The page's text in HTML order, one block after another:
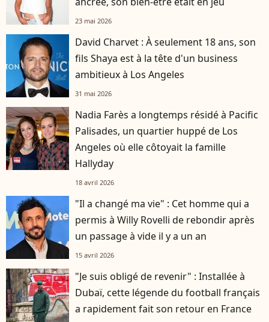
23 mai 2026
David Charvet : À seulement 18 ans, son
fils Shaya est à la tête d'un business
ambitieux à Los Angeles
31 mai 2026
Nadia Farès a longtemps résidé à Pacific
Palisades, un quartier huppé de Los
Angeles où elle côtoyait la famille
Hallyday
18 avril 2026
"Il a changé ma vie" : Cet homme qui a
permis à Willy Rovelli de rebondir après
un passage à vide il y a un an
15 avril 2026
"Je suis obligé de revenir" : Installée à
Dubaï, cette légende du football français
a rapidement fait son retour en France